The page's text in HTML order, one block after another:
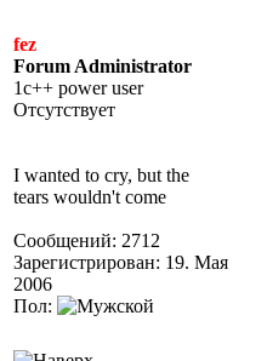
fez
Forum Administrator
1c++ power user
Отсутствует
I wanted to cry, but the
tears wouldn't come
Сообщений: 2712
Зарегистрирован: 19. Мая
2006
Пол: